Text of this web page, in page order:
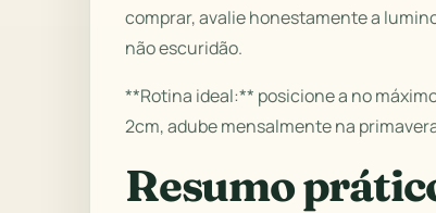
comprar, avalie honestamente a
não escuridão.
**Rotina ideal:** posicione a no
2cm, adube mensalmente na
Resumo